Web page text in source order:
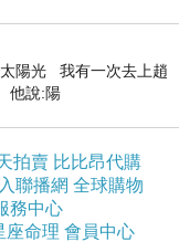
個性，
陽光 我有一次去上趙
他說:陽
拍賣 比比昂代購
聯播網 全球購物
務中心
座命理 會員中心